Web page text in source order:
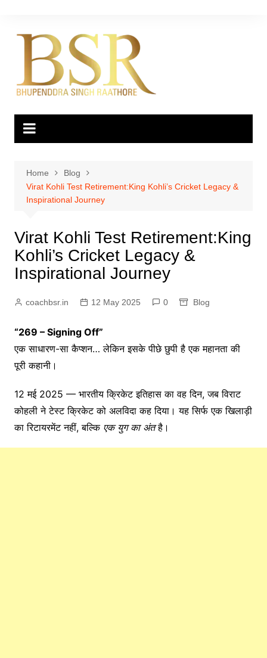
content
Home
Blog
Virat Kohli Test Retirement:King Kohli’s Cricket Legacy &
Inspirational Journey
Virat Kohli Test Retirement:King
Kohli’s Cricket Legacy &
Inspirational Journey
coachbsr.in 12 May 2025 0 Blog
“269 – Signing Off”
एकसाधारण-साकैप्शन…लेकिनइसकेपीछेछुपीहैएकमहानताकी
पूरीकहानी।
12मई 2025 — भारतीयक्रिकेटइतिहासकावहदिन,जबविराट
कोहलीनेटेस्टक्रिकेटको अलविदाकहदिया।यहसिर्फएकखिलाड़ी
कारिटायरमेंटनहीं,बल्कि एक युगकाअंत है।